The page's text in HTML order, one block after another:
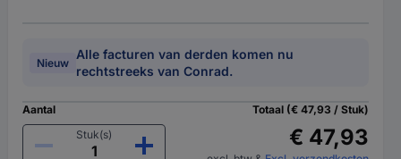
Nieuw
Alle facturen van derden komen nu
rechtstreeks van Conrad.
Aantal
Stuk(s)
Totaal (€ 47,93 / Stuk)
€ 47,93